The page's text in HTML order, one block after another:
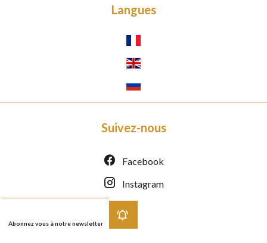
Langues
Suivez-nous
Facebook
Instagram
Abonnez vous à notre newsletter